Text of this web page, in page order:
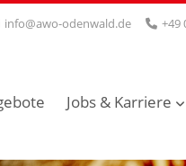
info@awo-odenwald.de +49
Jobs & Karriere